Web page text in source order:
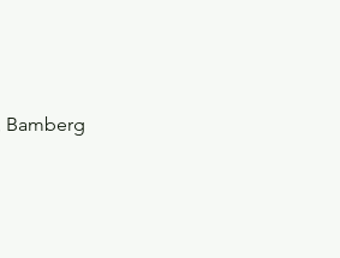
Bamberg